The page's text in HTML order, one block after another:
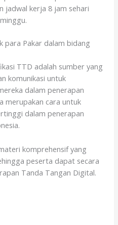
jadwal kerja 8 jam sehari
para Pakar dalam bidang
TTD adalah sumber yang
komunikasi untuk
dalam penerapan
merupakan cara untuk
dalam penerapan
komprehensif yang
peserta dapat secara
Tanda Tangan Digital.